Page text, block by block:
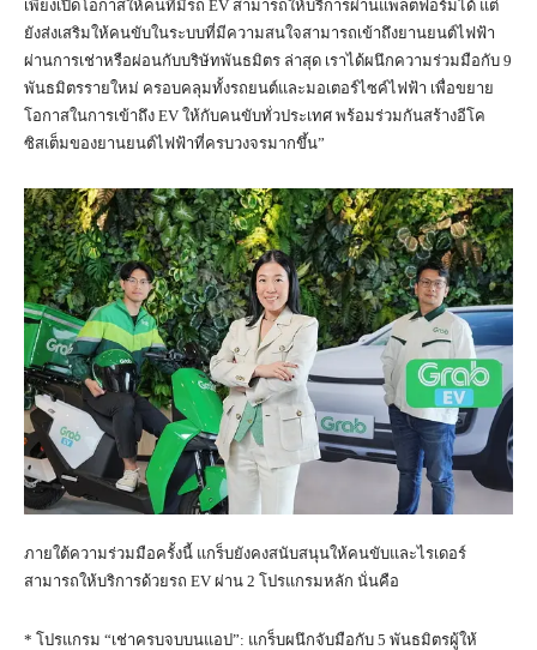
เพียงเปิดโอกาสให้คนที่มีรถ EV สามารถให้บริการผ่านแพลตฟอร์มได้ แต่
ยังส่งเสริมให้คนขับในระบบที่มีความสนใจสามารถเข้าถึงยานยนต์ไฟฟ้า
ผ่านการเช่าหรือผ่อนกับบริษัทพันธมิตร ล่าสุด เราได้ผนึกความร่วมมือกับ 9
พันธมิตรรายใหม่ ครอบคลุมทั้งรถยนต์และมอเตอร์ไซค์ไฟฟ้า เพื่อขยาย
โอกาสในการเข้าถึง EV ให้กับคนขับทั่วประเทศ พร้อมร่วมกันสร้างอีโค
ซิสเต็มของยานยนต์ไฟฟ้าที่ครบวงจรมากขึ้น”
ภายใต้ความร่วมมือครั้งนี้ แกร็บยังคงสนับสนุนให้คนขับและไรเดอร์
สามารถให้บริการด้วยรถ EV ผ่าน 2 โปรแกรมหลัก นั่นคือ
* โปรแกรม “เช่าครบจบบนแอป”: แกร็บผนึกจับมือกับ 5 พันธมิตรผู้ให้